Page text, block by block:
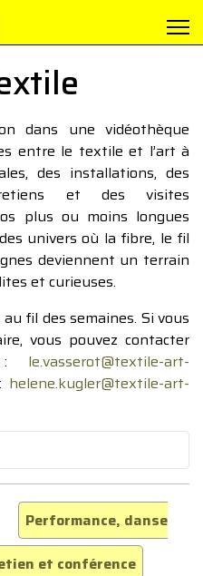
dans une vidéothèque
entre le textile et l’art à
des installations, des
et des visites
plus ou moins longues
univers où la fibre, le fil
deviennent un terrain
et curieuses.
fil des semaines. Si vous
vous pouvez contacter
: le.vasserot@textile-art-
helene.kugler@textile-art-
Performance, danse
et conférence